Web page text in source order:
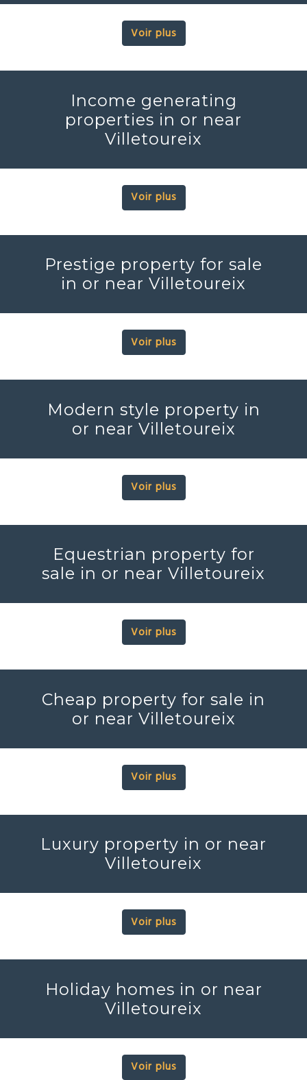
Voir plus
Income generating
properties in or near
Villetoureix
Voir plus
Prestige property for sale
in or near Villetoureix
Voir plus
Modern style property in
or near Villetoureix
Voir plus
Equestrian property for
sale in or near Villetoureix
Voir plus
Cheap property for sale in
or near Villetoureix
Voir plus
Luxury property in or near
Villetoureix
Voir plus
Holiday homes in or near
Villetoureix
Voir plus